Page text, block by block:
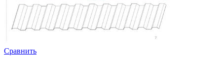
Сравнить